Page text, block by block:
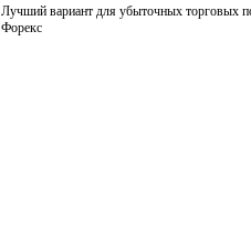
Лучший вариант для убыточных торговых
Форекс